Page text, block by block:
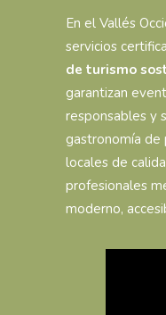
En el Vallés
servicios
de turismo
garantizan
responsables y
gastronomía
locales de
profesionales
moderno,